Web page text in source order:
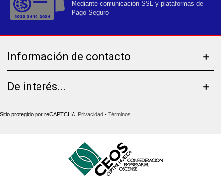
Mediante comunicación SSL y plataformas de
Pago Seguro
Información de contacto
De interés...
Sitio protegido por reCAPTCHA. Privacidad - Términos